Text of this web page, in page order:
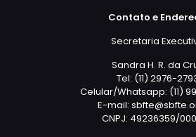
Contato e
Secretaria
Sandra H. R. da
Tel: (11) 2976-
Celular/Whatsapp: (11)
E-mail:
CNPJ: 49236359/